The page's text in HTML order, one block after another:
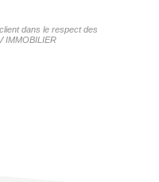
dans le respect des
IMMOBILIER